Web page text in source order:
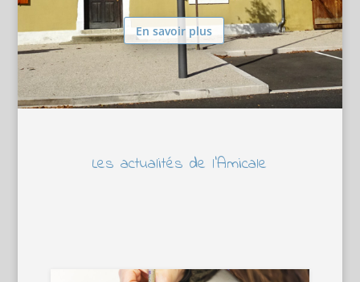
En savoir plus
Les actualités de l’Amicale